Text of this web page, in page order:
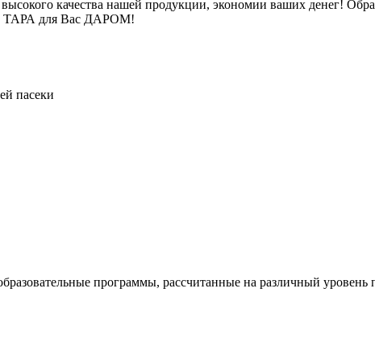
качества нашей продукции, экономии ваших денег!
ТАРА для Вас ДАРОМ!
пасеки
программы, рассчитанные на различный уровень